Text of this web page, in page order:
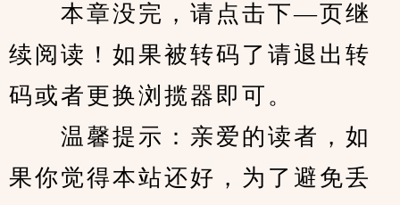
本章没完，请点击下—页继
续阅读！如果被转码了请退出转
码或者更换浏揽器即可。
温馨提示：亲爱的读者，如
果你觉得本站还好，为了避免丢